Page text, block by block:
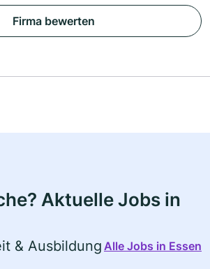
Firma bewerten
Aktuelle Jobs in
& Ausbildung Alle Jobs in Essen